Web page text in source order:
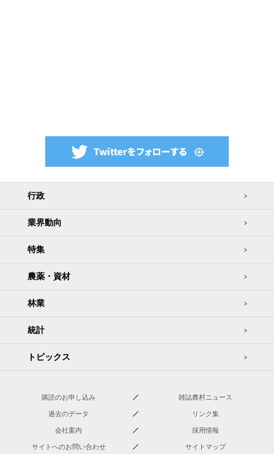
行政
業界動向
特集
農薬・資材
林業
統計
トピックス
購読のお申し込み 雑誌農村ニュース
過去のデータ リンク集
会社案内 採用情報
サイトへのお問い合わせ サイトマップ